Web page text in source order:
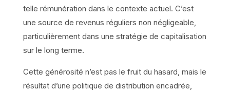
telle rémunération dans le contexte actuel. C’est
une source de revenus réguliers non négligeable,
particulièrement dans une stratégie de capitalisation
sur le long terme.
Cette générosité n’est pas le fruit du hasard, mais le
résultat d’une politique de distribution encadrée,